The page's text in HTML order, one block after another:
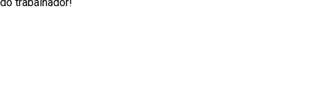
do trabalhador!